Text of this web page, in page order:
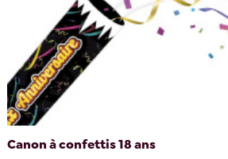
Canon à confettis 18 ans